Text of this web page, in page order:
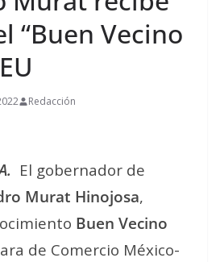
“Buen Vecino
Redacción
El gobernador de
Murat Hinojosa,
Buen Vecino
de Comercio México-